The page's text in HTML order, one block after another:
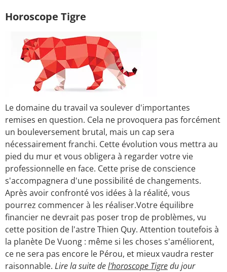
Horoscope Tigre
Le domaine du travail va soulever d'importantes
remises en question. Cela ne provoquera pas forcément
un bouleversement brutal, mais un cap sera
nécessairement franchi. Cette évolution vous mettra au
pied du mur et vous obligera à regarder votre vie
professionnelle en face. Cette prise de conscience
s'accompagnera d'une possibilité de changements.
Après avoir confronté vos idées à la réalité, vous
pourrez commencer à les réaliser.Votre équilibre
financier ne devrait pas poser trop de problèmes, vu
cette position de l'astre Thien Quy. Attention toutefois à
la planète De Vuong : même si les choses s'améliorent,
ce ne sera pas encore le Pérou, et mieux vaudra rester
raisonnable. Lire la suite del'horoscope Tigredu jour